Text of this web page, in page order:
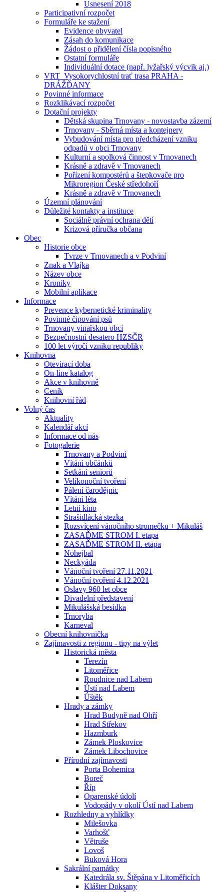
Usnesení 2018
Participativní rozpočet
Formuláře ke stažení
Evidence obyvatel
Zásah do komunikace
Žádost o přidělení čísla popisného
Ostatní formuláře
Individuální dotace (např. lyžařský výcvik aj.)
VRT_Vysokorychlostní trať trasa PRAHA -
DRÁŽĎANY
Povinné informace
Rozklikávací rozpočet
Dotační projekty
Dětská skupina Trnovany - novostavba zázemí
Trnovany - Sběrná místa a kontejnery
Vybudování místa pro předcházení vzniku
odpadů v obci Trnovany
Kulturní a spolková činnost v Trnovanech
Krásně a zdravě v Trnovanech
Pořízení kompostérů a štepkovače pro
Mikroregion České středohoří
Krásně a zdravě v Trnovanech
Územní plánování
Důležité kontakty a instituce
Sociálně právní ochrana dětí
Krizová příručka občana
Obec
Historie obce
Tvrze v Trnovanech a v Podviní
Znak a Vlajka
Název obce
Kroniky
Mobilní aplikace
Informace
Prevence kybernetické kriminality
Povinné čipování psů
Trnovany vinařskou obcí
Bezpečnostní desatero HZSČR
100 let výročí vzniku republiky
Knihovna
Otevírací doba
On-line katalog
Akce v knihovně
Ceník
Knihovní řád
Volný čas
Aktuality
Kalendář akcí
Informace od nás
Fotogalerie
Trnovany a Podviní
Vítání občánků
Setkání seniorů
Velikonoční tvoření
Pálení čarodějnic
Vítání léta
Letní kino
Strašidlácká stezka
Rozsvícení vánočního stromečku + Mikuláš
ZASAĎME STROM I. etapa
ZASAĎME STROM II. etapa
Nohejbal
Neckyáda
Vánoční tvoření 27.11.2021
Vánoční tvoření 4.12.2021
Oslavy 960 let obce
Divadelní představení
Mikulášská besídka
Trnoryba
Karneval
Obecní knihovnička
Zajímavosti z regionu - tipy na výlet
Historická města
Terezín
Litoměřice
Roudnice nad Labem
Ústí nad Labem
Úštěk
Hrady a zámky
Hrad Budyně nad Ohří
Hrad Střekov
Hazmburk
Zámek Ploskovice
Zámek Libochovice
Přírodní zajímavosti
Porta Bohemica
Boreč
Říp
Oparenské údolí
Vodopády v okolí Ústí nad Labem
Rozhledny a vyhlídky
Milešovka
Varhošť
Větruše
Lovoš
Buková Hora
Sakrální památky
Katedrála sv. Štěpána v Litoměřicích
Klášter Doksany